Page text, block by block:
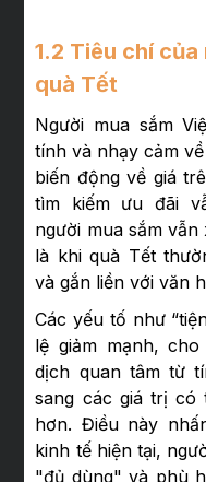
1.2 Tiêu chí
quà Tết
Người mua sắm
tính và nhạy cảm
biến động về giá
tìm kiếm ưu đãi
người mua sắm
là khi quà Tết
và gắn liền với văn
Các yếu tố như
lệ giảm mạnh,
dịch quan tâm từ
sang các giá trị có
hơn. Điều này
kinh tế hiện tại,
"đủ dùng" và phù